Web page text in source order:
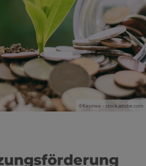
©Kesinee - stock.adobe.com